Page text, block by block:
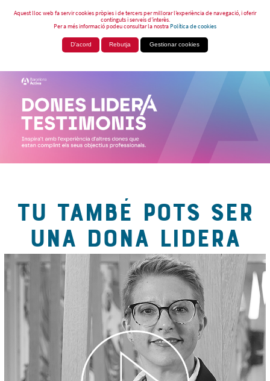
Aquest lloc web fa servir cookies pròpies i de tercers per millorar l’experiència de navegació, i oferir
continguts i serveis d’interès.
Per a més informació podeu consultar la nostraPolítica de cookies
D'acord Rebutja Gestionar cookies
TU TAMBÉ POTS SER
UNA DONA LIDERA